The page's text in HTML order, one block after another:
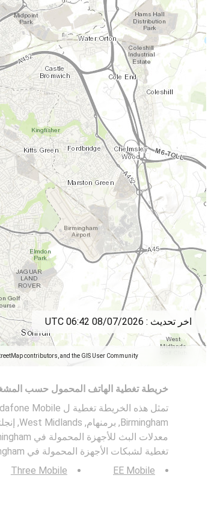
contributors, and the GIS User Community
اخر تحديث : 08/07/2026 06:42 UTC
خريطة تغطية الهاتف المحمول حسب
Birmingham, برمنهام, West Midlands, إنجلترا . أنظر أيضًا:
تغطية لشبكات الأجهزة المحمولة في Birmingham, برمنهام, West Midlands, إنجلترا.
EE Mobile
Three Mobile